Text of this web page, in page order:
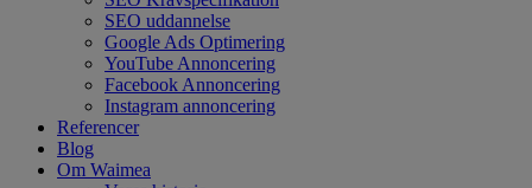
SEO uddannelse
Google Ads Optimering
YouTube Annoncering
Facebook Annoncering
Instagram annoncering
Referencer
Blog
Om Waimea